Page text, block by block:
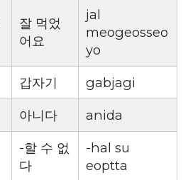
잘 먹었
어요
jal
meogeosseo
yo
갑자기
gabjagi
아니다 anida
-할 수 없
다
-hal su
eoptta